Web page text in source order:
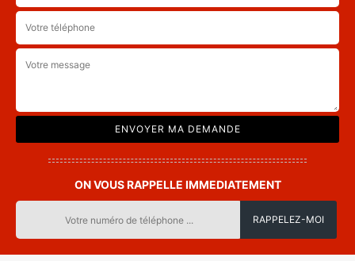
ON VOUS RAPPELLE IMMEDIATEMENT